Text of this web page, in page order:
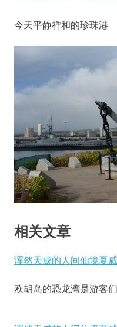
今天平静祥和的珍珠港
相关文章
浑然天成的人间仙境夏
欧胡岛的恐龙湾是游客